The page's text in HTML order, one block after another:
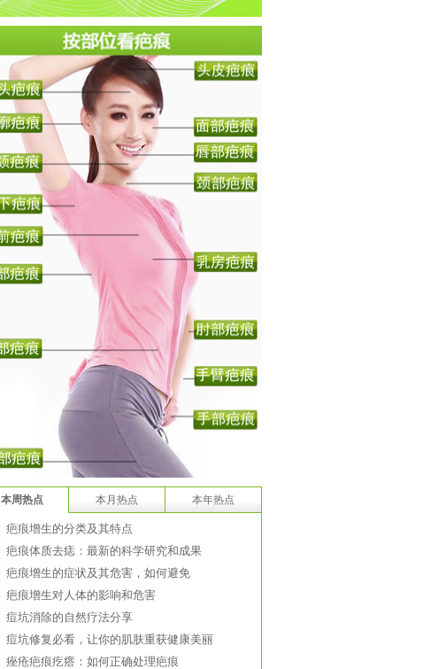
本周热点 本月热点 本年热点
疤痕增生的分类及其特点
疤痕体质去痣：最新的科学研究和成果
疤痕增生的症状及其危害，如何避免
疤痕增生对人体的影响和危害
痘坑消除的自然疗法分享
痘坑修复必看，让你的肌肤重获健康美丽
痤疮疤痕疙瘩：如何正确处理疤痕